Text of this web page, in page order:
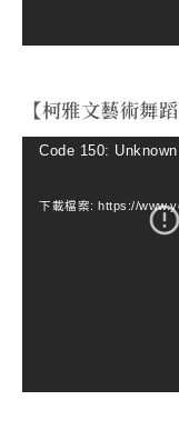
【柯雅文藝術舞
視Code 150:
下載檔案: https://